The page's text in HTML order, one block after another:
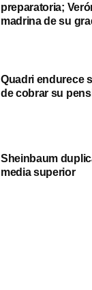
preparatoria;
madrina de su
Quadri endurece
de cobrar su
Sheinbaum
media superior